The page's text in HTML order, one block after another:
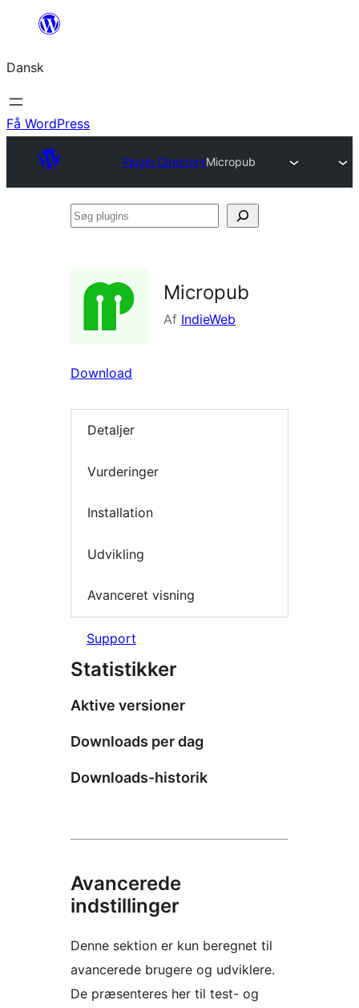
Spring
indhold
Dansk
Få WordPress
Plugin DirectoryMicropub
Søg
Micropub
Af IndieWeb
Download
Detaljer
Vurderinger
Installation
Udvikling
Avanceret visning
Support
Statistikker
Aktive versioner
Downloads per dag
Downloads-historik
Avancerede
indstillinger
Denne sektion er kun beregnet til
avancerede brugere og udviklere.
De præsenteres her til test- og